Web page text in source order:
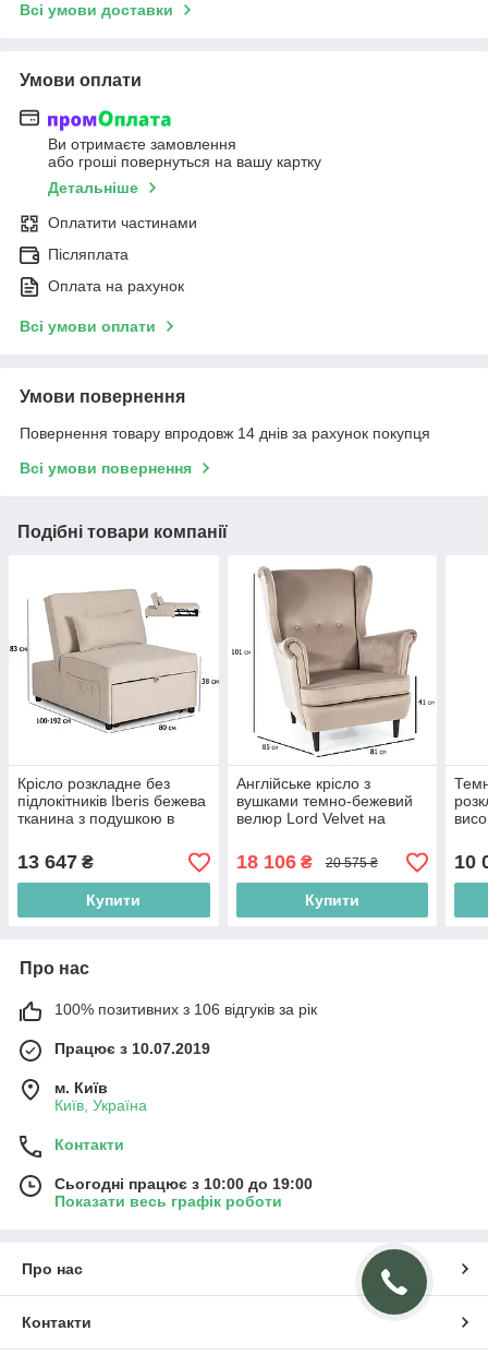
Всі умови доставки
Умови оплати
Ви отримаєте замовлення
або гроші повернуться на вашу картку
Детальніше
Оплатити частинами
Післяплата
Оплата на рахунок
Всі умови оплати
Умови повернення
Повернення товару впродовж 14 днів за рахунок покупця
Всі умови повернення
Подібні товари компанії
Крісло розкладне без
підлокітників Iberis бежева
тканина з подушкою в
13 647 ₴
Купити
Англійське крісло з
вушками темно-бежевий
велюр Lord Velvet на
спальні
18 106₴ 20 575 ₴
Купити
10
Про нас
100% позитивних з 106 відгуків за рік
Працює з 10.07.2019
м. Київ
Київ, Україна
Контакти
Сьогодні працює з 10:00 до 19:00
Показати весь графік роботи
Про нас
Контакти